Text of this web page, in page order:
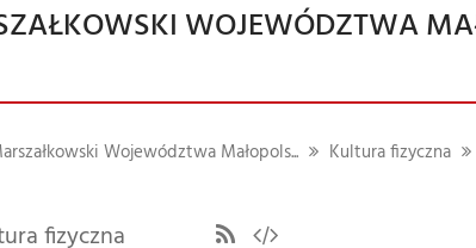
WOJEWÓDZTWA
Województwa Małopols... Kultura fizyczna
fizyczna